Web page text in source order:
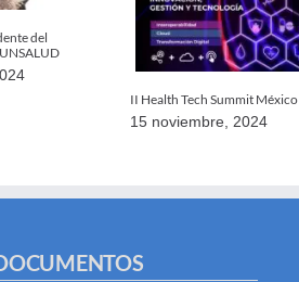
del
II Health Tech Summit México
15 noviembre, 2024